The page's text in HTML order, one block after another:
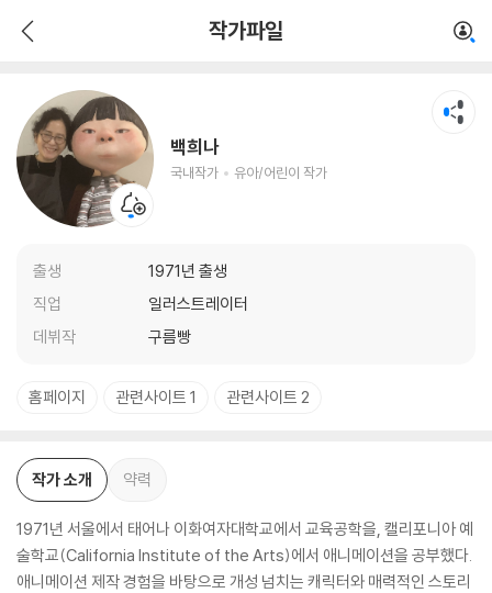
작가파일
백희나
국내작가 유아/어린이 작가
출생
1971년 출생
직업
일러스트레이터
데뷔작
구름빵
유아/어린이 작가
홈페이지 관련사이트 1 관련사이트 2
작가 소개 약력
1971년 서울에서 태어나 이화여자대학교에서 교육공학을, 캘리포니아 예
술학교(California Institute of the Arts)에서 애니메이션을 공부했다.
애니메이션 제작 경험을 바탕으로 개성 넘치는 캐릭터와 매력적인 스토리